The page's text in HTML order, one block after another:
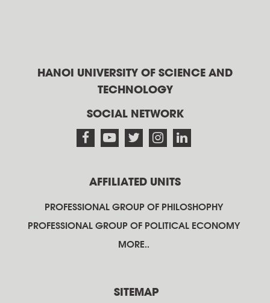
HANOI UNIVERSITY OF SCIENCE AND
TECHNOLOGY
SOCIAL NETWORK
AFFILIATED UNITS
PROFESSIONAL GROUP OF PHILOSHOPHY
PROFESSIONAL GROUP OF POLITICAL ECONOMY
MORE..
SITEMAP